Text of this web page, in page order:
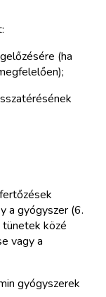
(ha
a gyógyszer (6.
közé
vagy a
gyógyszerek